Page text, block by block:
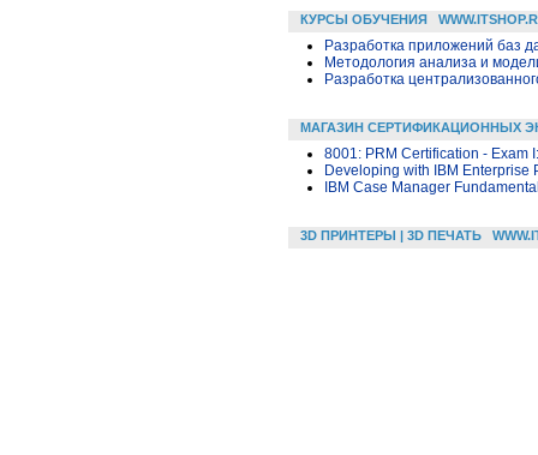
КУРСЫ ОБУЧЕНИЯ
Разработка приложений баз
Методология анализа и
Разработка
МАГАЗИН СЕРТИФИКАЦИОННЫХ
8001: PRM Certification - Exam
Developing with IBM Enterprise
IBM Case Manager
3D ПРИНТЕРЫ | 3D ПЕЧАТЬ